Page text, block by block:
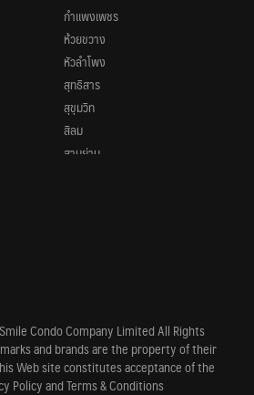
กำแพงเพชร
ห้วยขวาง
หัวลำโพง
สุทธิสาร
สุขุมวิท
สีลม
สามย่าน
พระราม 9
บางโพ
บางซื่อ
Condo Company Limited All Rights
and brands are the property of their
Web site constitutes acceptance of the
Policy and Terms & Conditions